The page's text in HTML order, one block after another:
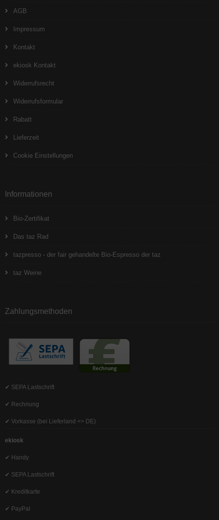
AGB
Impressum
Kontakt
ekiosk Kontakt
Widerrufsrecht
Widerrufsformular
Rabatt
Lieferzeit
Cookie Einstellungen
Informationen
Bio-Zertifikat
Das taz Rad
tazpresso - der fair gehandelte Bio-Espresso der taz
taz Weine
Zahlungsmethoden
✔ SEPA Lastschrift
✔ Rechnung
✔ Vorkasse (bei Lieferland <> DE)
ekiosk
✔ Handy
✔ SEPA Lastschrift
✔ Kreditkarte
✔ PayPal